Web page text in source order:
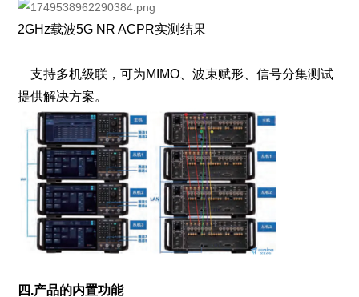
2GHz载波5G NR ACPR实测结果
支持多机级联，可为MIMO、波束赋形、信号分集测试
提供解决方案。
四.产品的内置功能